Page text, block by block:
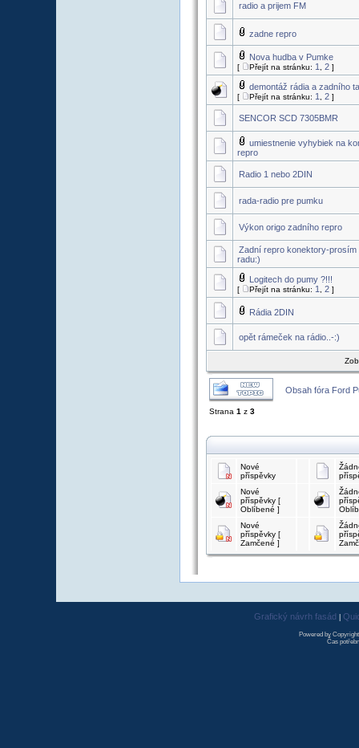
radio a prijem FM
zadne repro
Nova hudba v Pumke
[ Přejít na stránku: 1 2 ]
demontáž rádia a zadního
[ Přejít na stránku: 1 2 ]
SENCOR SCD 7305BMR
umiestnenie vyhybiek na
repro
Radio 1 nebo 2DIN
rada-radio pre pumku
Výkon origo zadního repro
Zadní repro konektory-prosím
radu:)
Logitech do pumy ?!!!
[ Přejít na stránku: 1 2 ]
Rádia 2DIN
opět rámeček na rádio..-:)
Obsah fóra Ford
Strana 1 z 3
Nové
příspěvky
Nové
příspěvky [
Oblíbené ]
Nové
příspěvky [
Zamčené ]
Grafický návrh fasád
Powered by
Čas